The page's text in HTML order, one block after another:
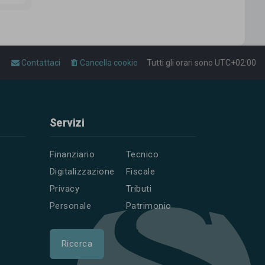
Tutti gli orari sono UTC+02:00
Cancella cookie
Contattaci
Servizi
Finanziario
Digitalizzazione
Privacy
Personale
Tecnico
Fiscale
Tributi
Patrimonio
Ricerca